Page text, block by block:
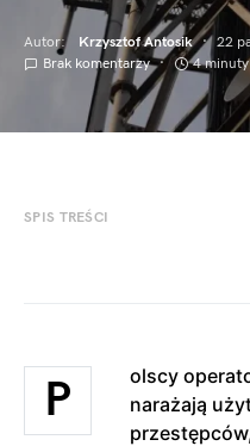
Autor: Krzysztof Antosik 22
Brak komentarzy
4
SPIS TREŚCI
P
olscy
narażają